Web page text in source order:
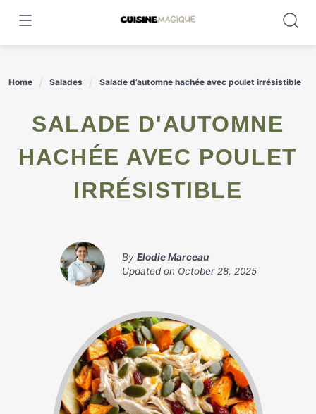
content
Home Salades Salade d’automne hachée avec poulet irrésistible
SALADE D'AUTOMNE
HACHÉE AVEC POULET
IRRÉSISTIBLE
By Elodie Marceau
Updated on October 28, 2025